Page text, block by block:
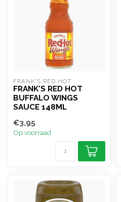
FRANK'S RED HOT
FRANK'S RED HOT
BUFFALO WINGS
SAUCE 148ML
€3,95
Op voorraad